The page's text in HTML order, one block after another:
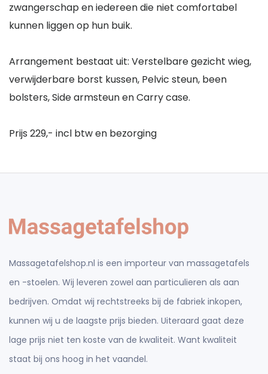
zwangerschap en iedereen die niet comfortabel
kunnen liggen op hun buik.
Arrangement bestaat uit: Verstelbare gezicht wieg,
verwijderbare borst kussen, Pelvic steun, been
bolsters, Side armsteun en Carry case.
Prijs 229,- incl btw en bezorging
Massagetafelshop.nl is een importeur van massagetafels
en -stoelen. Wij leveren zowel aan particulieren als aan
bedrijven. Omdat wij rechtstreeks bij de fabriek inkopen,
kunnen wij u de laagste prijs bieden. Uiteraard gaat deze
lage prijs niet ten koste van de kwaliteit. Want kwaliteit
staat bij ons hoog in het vaandel.